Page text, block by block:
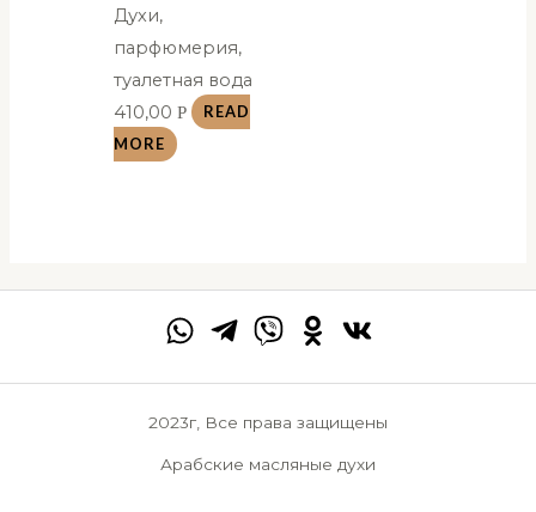
Духи,
парфюмерия,
туалетная вода
410,00Р
READ
MORE
2023г, Все права защищены
Арабские масляные духи